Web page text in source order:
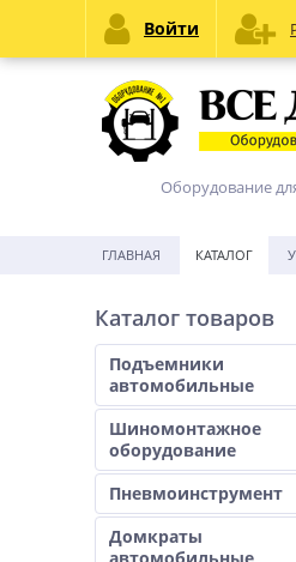
Оборудование
ГЛАВНАЯ КАТАЛОГ
Каталог товаров
Подъемники
автомобильные
Шиномонтажное
оборудование
Пневмоинструмент
Домкраты
Войти